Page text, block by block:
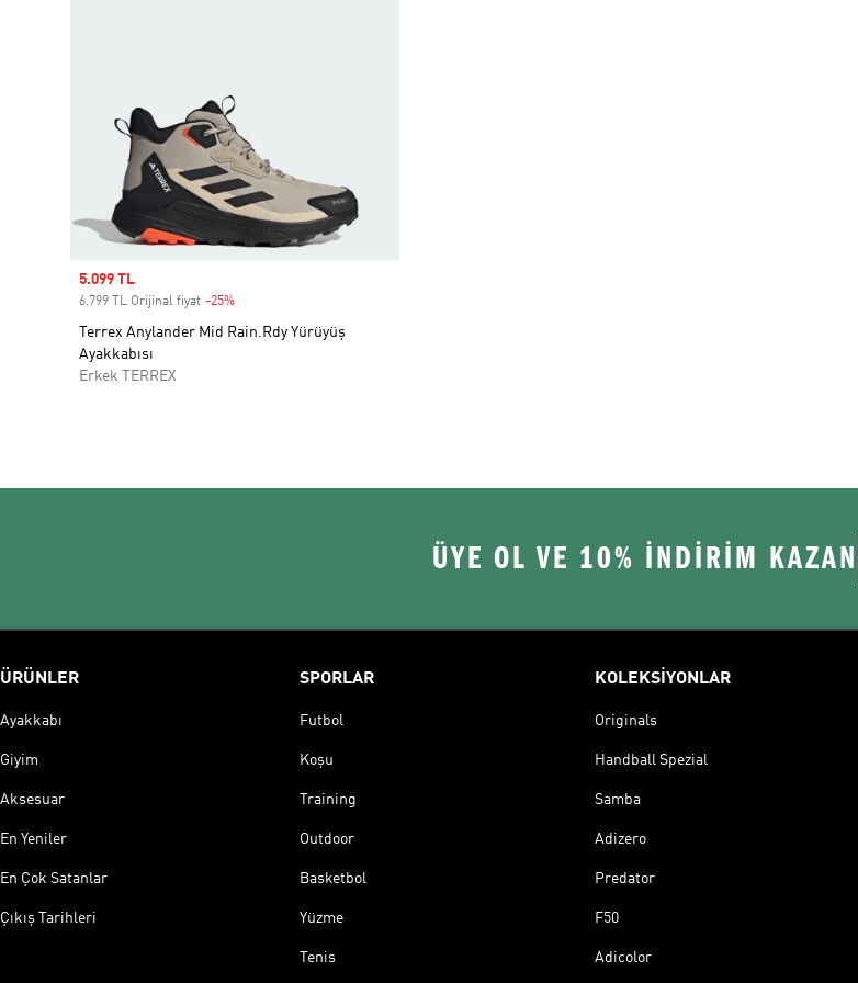
Sale price
5.099 TL
6.799 TL Orijinal fiyat -25%
Terrex Anylander Mid Rain.Rdy Yürüyüş
Ayakkabısı
Erkek TERREX
ÜYE OL VE 10% İNDİRİM KAZAN
ÜRÜNLER
Ayakkabı
Giyim
Aksesuar
En Yeniler
En Çok Satanlar
Çıkış Tarihleri
SPORLAR
Futbol
Koşu
Training
Outdoor
Basketbol
Yüzme
Tenis
KOLEKSİYONLAR
Originals
Handball Spezial
Samba
Adizero
Predator
F50
Adicolor